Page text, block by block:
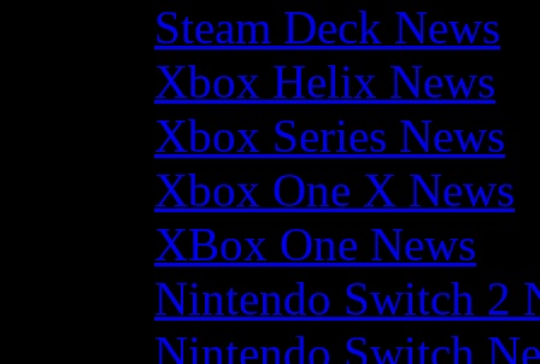
Steam Deck News
Xbox Helix News
Xbox Series News
Xbox One X News
XBox One News
Nintendo Switch 2
Nintendo Switch